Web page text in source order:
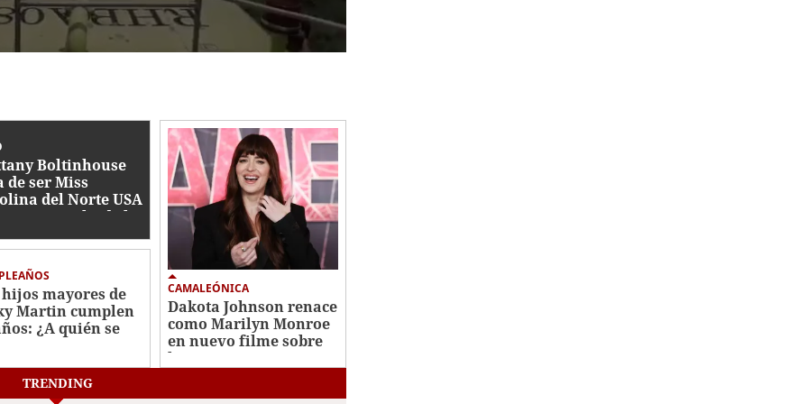
Boltinhouse
de ser Miss
del Norte USA
esto se sabe de la
mayores de
Martin cumplen
¿A quién se
CAMALEÓNICA
Dakota Johnson renace
como Marilyn Monroe
en nuevo filme sobre
la actriz
TRENDING